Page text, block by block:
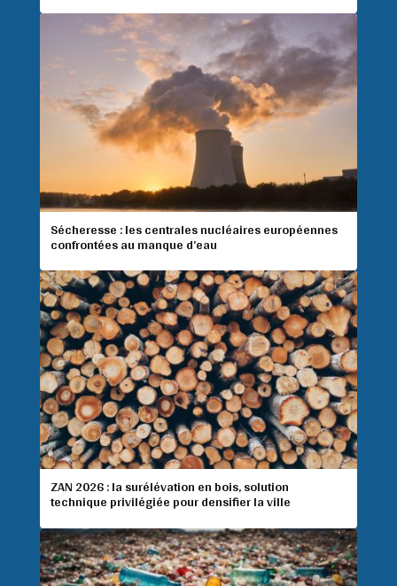
Sécheresse : les centrales nucléaires européennes
confrontées au manque d’eau
ZAN 2026 : la surélévation en bois, solution
technique privilégiée pour densifier la ville